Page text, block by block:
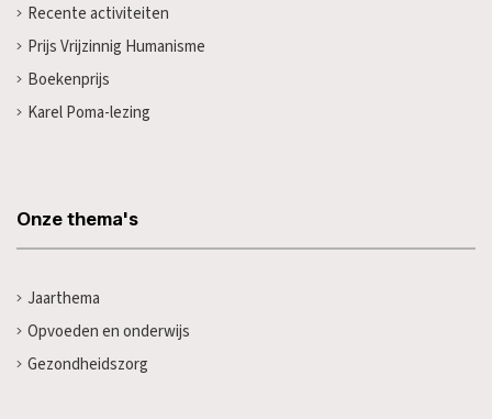
Recente activiteiten
Prijs Vrijzinnig Humanisme
Boekenprijs
Karel Poma-lezing
Onze thema's
Jaarthema
Opvoeden en onderwijs
Gezondheidszorg